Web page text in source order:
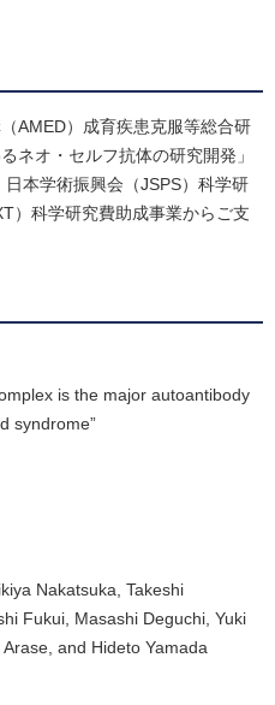
AMED）成育疾患克服等総合研
ネオ・セルフ抗体の研究開発」
日本学術振興会（JSPS）科学研
）科学研究費助成事業からご支
is the major autoantibody
syndrome”
Nakatsuka, Takeshi
Fukui, Masashi Deguchi, Yuki
and Hideto Yamada